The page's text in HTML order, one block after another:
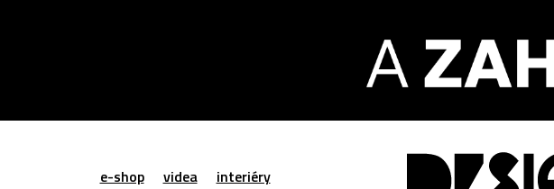
e-shop videa interiéry